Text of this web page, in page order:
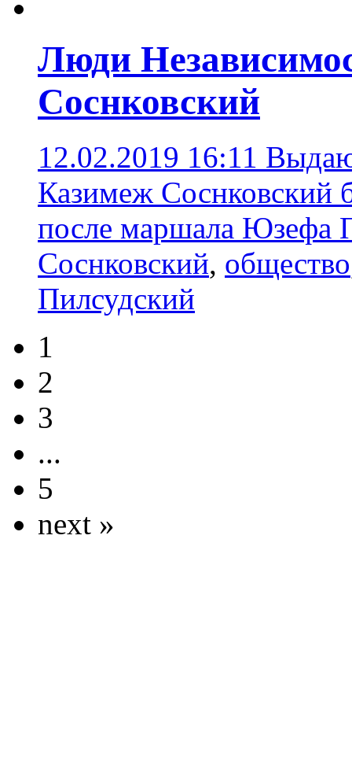
Люди
Соснковский
12.02.2019 16:11
Казимеж
после маршала Юзефа
Соснковский, общество
Пилсудский
1
2
3
...
5
next »